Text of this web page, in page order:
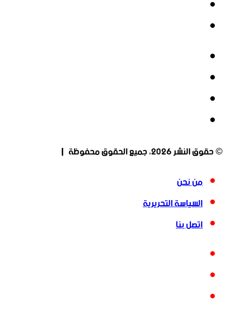
© حقوق النشر 2026، جميع الحقوق محفوظة |
من نحن
السياسة التحريرية
اتصل بنا